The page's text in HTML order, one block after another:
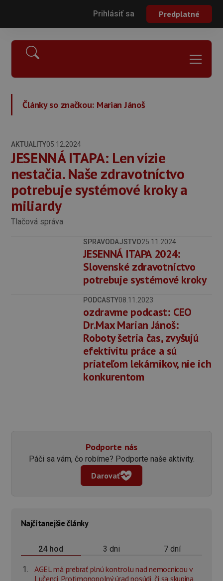
Prihlásiť sa Predplatné
Články so značkou: Marian Jánoš
AKTUALITY05.12.2024
JESENNÁ ITAPA: Len vízie
nestačia. Naše zdravotníctvo
potrebuje systémové kroky a
miliardy
Tlačová správa
SPRAVODAJSTVO25.11.2024
JESENNÁ ITAPA 2024:
Slovenské zdravotníctvo
potrebuje systémové kroky
PODCASTY08.11.2023
ozdravme podcast: CEO
Dr.Max Marian Jánoš:
Roboty šetria čas, zvyšujú
efektivitu práce a sú
priateľom lekárnikov, nie ich
konkurentom
Podporte nás
Páči sa vám, čo robíme? Podporte naše aktivity.
Darovať
Najčítanejšie články
24 hod 3 dni 7 dní
AGEL má prebrať plnú kontrolu nad nemocnicou v
Lučenci. Protimonopolný úrad posúdi, či sa skupina